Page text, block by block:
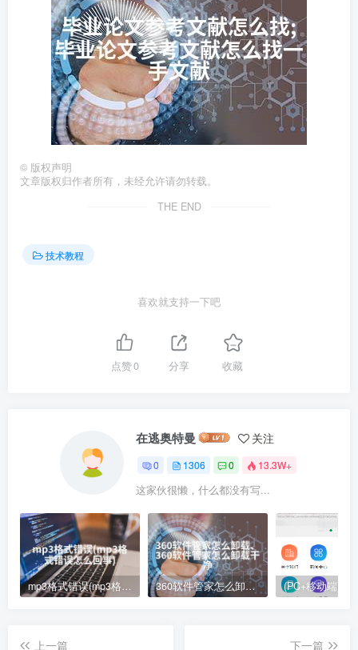
© 版权声明
文章版权归作者所有，未经允许请勿转载。
THE END
技术教程
喜欢就支持一下吧
点赞0 分享 收藏
在逃奥特曼 关注
0 1306 0 13.3W+
这家伙很懒，什么都没有写...
mp3格式错误(mp3格式错误怎么回事) 360软件管家怎么卸载、360软件管家怎么卸载干净
上一篇
下一篇